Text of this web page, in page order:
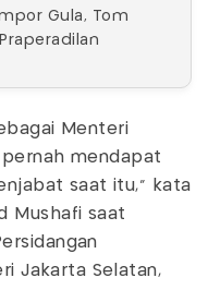
Gula, Tom
Menteri
mendapat
saat itu," kata
Mushafi saat
Jakarta Selatan,